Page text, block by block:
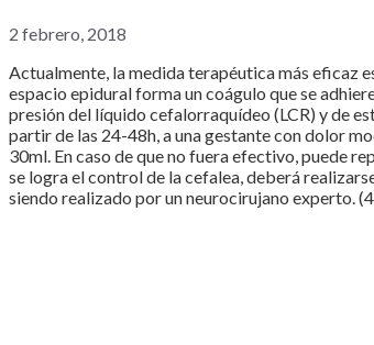
2 febrero, 2018
Actualmente, la medida terapéutica más eficaz
espacio epidural forma un coágulo que se
presión del líquido cefalorraquídeo (LCR) y de
partir de las 24-48h, a una gestante con dolor
30ml. En caso de que no fuera efectivo, puede
se logra el control de la cefalea, deberá
siendo realizado por un neurocirujano experto.